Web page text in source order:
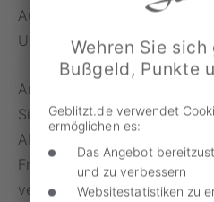
Autofahren und 86 Prozent
Unterschied ist also
Anders sieht die Sache in
Situationen aus. Hier gibt
Abweichungen unter den
Frauen bei technischen
vermehrt Stress empfinden,
Wehren Sie
Bußgeld, Punkte
Geblitzt.de verwendet
ermöglichen es:
Das Angebot
und zu verbessern
Websitestatistiken zu